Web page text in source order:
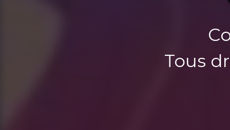
Tous